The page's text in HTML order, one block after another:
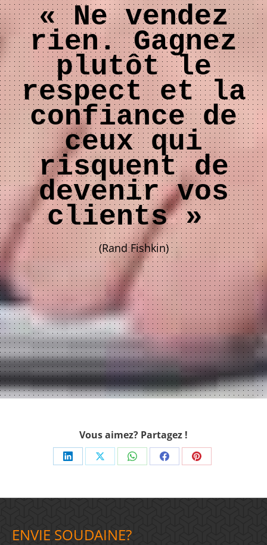
« Ne vendez
rien. Gagnez
plutôt le
respect et la
confiance de
ceux qui
risquent de
devenir vos
clients »
(Rand Fishkin)
Vous aimez? Partagez !
Share
LinkedIn
Share
X
Share
WhatsApp
Share
Facebook
Share
Pinterest
ENVIE SOUDAINE?